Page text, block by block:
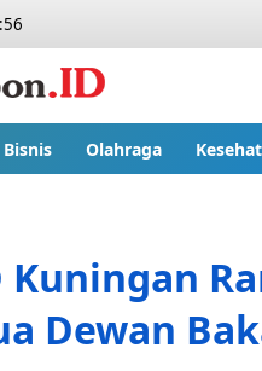
Bisnis Olahraga
Kuningan
Dewan